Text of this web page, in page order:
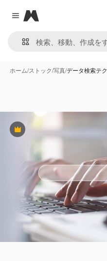
Close menu
Magnific
ホーム/ストック/写真/データ検索テ
Premium